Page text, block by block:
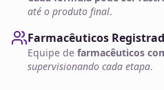
até o produto final.
Farmacêuticos
Equipe de farmacêuticos
supervisionando cada etapa.